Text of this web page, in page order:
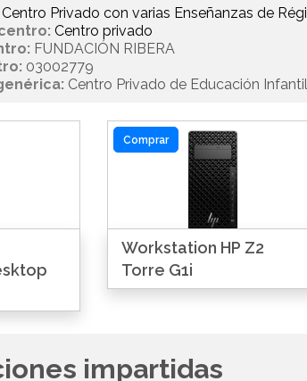
Centro Privado con varias Enseñanzas de
Centro privado
FUNDACIÓN RIBERA
03002779
Centro Privado de Educación
Comprar
Workstation HP Z2
Torre G1i
impartidas